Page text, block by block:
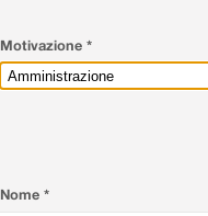
Motivazione *
Nome *